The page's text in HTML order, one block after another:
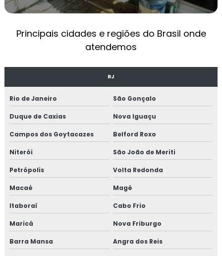
NR 13 TREINAMENTO
OPERADOR DE CALDEIRA NR13
EMPRESAS DE MANUTENÇÃO INDUSTRIAL
MANUTENÇÃO EM CALDEIRAS INDUSTRIAIS
EMPRESA DE MANUTENÇÃO DE MÁQUINAS
INDUSTRIAIS
MANUTENÇÃO MECÂNICA INDUSTRIAL
SERVIÇOS DE MANUTENÇÃO INDUSTRIAL
TÉCNICO DE MANUTENÇÃO INDUSTRIAL
CURSO MANUTENÇÃO INDUSTRIAL
MONTAGEM DE TUBULAÇÃO
MONTAGEM DE TUBULAÇÃO INDUSTRIAL
CUSTO DE MONTAGEM DE TUBULAÇÃO
Principais cidades e regiões do Brasil onde
atendemos
RJ
Rio de Janeiro São Gonçalo
Duque de Caxias Nova Iguaçu
Campos dos Goytacazes Belford Roxo
Niterói São João de Meriti
Petrópolis Volta Redonda
Macaé Magé
Itaboraí Cabo Frio
Maricá Nova Friburgo
Barra Mansa Angra dos Reis